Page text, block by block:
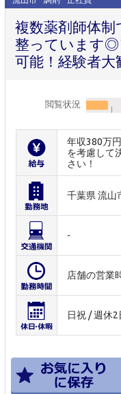
複数薬剤師体
整っています◎
可能！経験者大
閲覧状況
年収380万
を考慮して
さい！
千葉県 流山
-
店舗の営業
日祝 / 週休2